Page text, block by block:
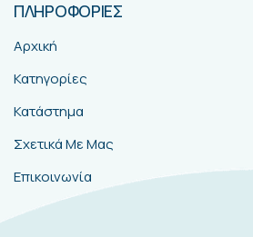
ΠΛΗΡΟΦΟΡΙΕΣ
Αρχική
Κατηγορίες
Κατάστημα
Σχετικά Με Μας
Επικοινωνία